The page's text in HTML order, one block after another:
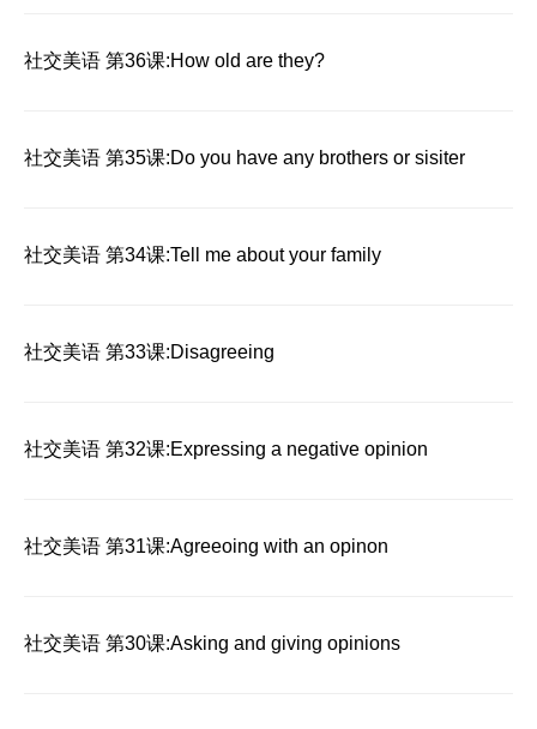
社交美语 第36课:How old are they?
社交美语 第35课:Do you have any brothers or sisiter
社交美语 第34课:Tell me about your family
社交美语 第33课:Disagreeing
社交美语 第32课:Expressing a negative opinion
社交美语 第31课:Agreeoing with an opinon
社交美语 第30课:Asking and giving opinions